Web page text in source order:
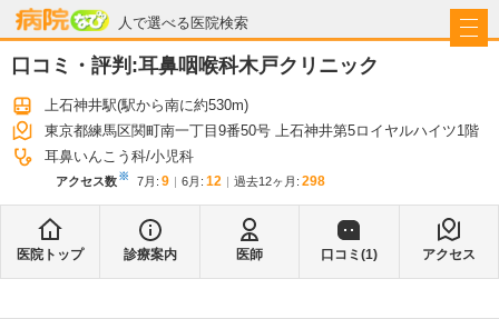
人で選べる医院検索
病院なび
口コミ・評判:耳鼻咽喉科木戸クリニック
上石神井駅(駅から南に約530m)
東京都練馬区関町南一丁目9番50号 上石神井第5ロイヤルハイツ1階
耳鼻いんこう科 小児科
アクセス数※ 7月 : 9 6月 : 12 過去12ヶ月: 298
医院トップ 診療案内 医師 口コミ(1) アクセス